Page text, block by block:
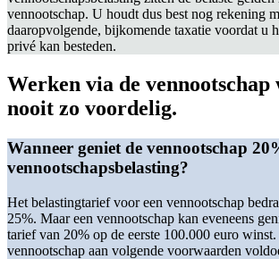
vennootschap. U houdt dus best nog rekening
daaropvolgende, bijkomende taxatie voordat u
privé kan besteden.
Werken via de vennootschap
nooit zo voordelig.
Wanneer geniet de vennootschap
vennootschapsbelasting?
Het belastingtarief voor een vennootschap
25%. Maar een vennootschap kan eveneens
tarief van 20% op de eerste 100.000 euro
vennootschap aan volgende voorwaarden